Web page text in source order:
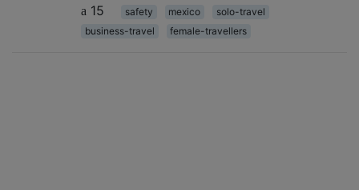
15
safety mexico
solo-travel
business-travel
female-travellers